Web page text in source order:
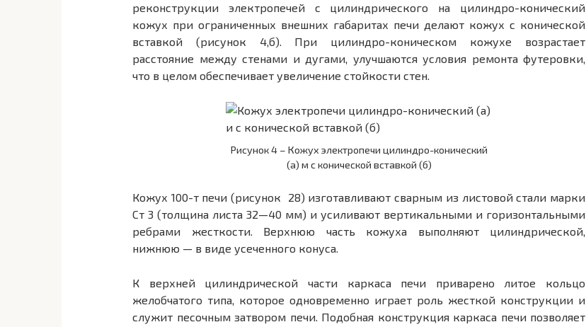
реконструкции электропечей с цилиндрического на цилиндро-кониче­ский
кожух при ограниченных внешних габаритах печи делают кожух с конической
вставкой (рисунок 4,б). При цилиндро-коническом кожухе возрастает
расстояние ме­жду стенами и дугами, улучшаются условия ремонта фу­теровки,
что в целом обеспечивает увеличение стойкости стен.
Рисунок 4 – Кожух электропечи цилиндро-конический
(а) м с конической вставкой (б)
Кожух 100-т печи (рисунок 28) изготавливают сварным из листовой стали марки
Ст 3 (толщина листа 32—40 мм) и усиливают вертикаль­ными и горизонтальными
ребрами жесткости. Верхнюю часть кожуха выполняют цилиндрической,
нижнюю — в виде усеченного конуса.
К верхней цилиндрической части каркаса печи приварено литое кольцо
желобчатого типа, которое одновременно играет роль жесткой конструкции и
служит песочным затвором печи. Подобная конструк­ция каркаса печи позволяет